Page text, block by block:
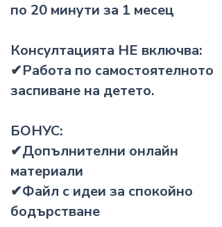
по 20 минути за 1 месец
Консултацията НЕ включва:
✔Работа по самостоятелното
заспиване на детето.
БОНУС:
✔Допълнителни онлайн
материали
✔Файл с идеи за спокойно
бодърстване